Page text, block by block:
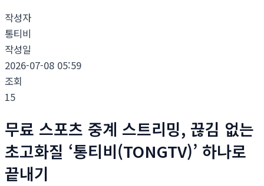
작성자
통티비
작성일
2026-07-08 05:59
조회
15
무료 스포츠 중계 스트리밍, 끊김 없는
초고화질 ‘통티비(TONGTV)’ 하나로
끝내기